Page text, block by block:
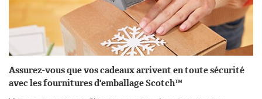
Assurez-vous que vos cadeaux arrivent en toute sécurité
avec les fournitures d'emballage Scotch™